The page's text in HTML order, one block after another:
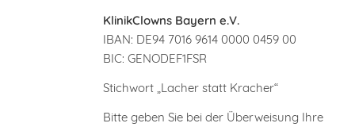
KlinikClowns Bayern e.V.
IBAN: DE94 7016 9614 0000 0459 00
BIC: GENODEF1FSR
Stichwort „Lacher statt Kracher“
Bitte geben Sie bei der Überweisung Ihre